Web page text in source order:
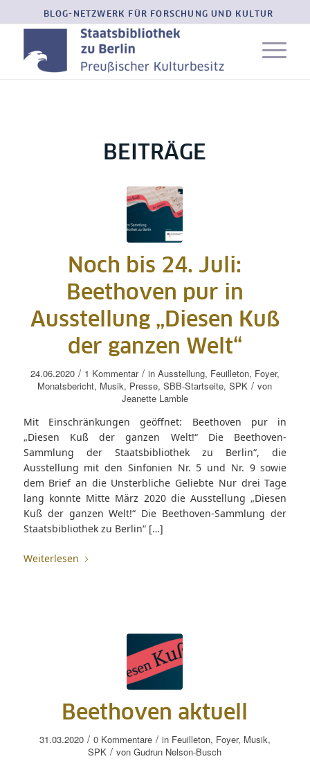
BLOG-NETZWERK FÜR FORSCHUNG UND KULTUR
BEITRÄGE
Noch bis 24. Juli:
Beethoven pur in
Ausstellung „Diesen Kuß
der ganzen Welt“
24.06.2020 / 1 Kommentar / in Ausstellung, Feuilleton, Foyer,
Monatsbericht, Musik, Presse,SBB-Startseite,SPK / von
Jeanette Lamble
Mit Einschränkungen geöffnet: Beethoven pur in
„Diesen Kuß der ganzen Welt!“ Die Beethoven-
Sammlung der Staatsbibliothek zu Berlin“, die
Ausstellung mit den Sinfonien Nr. 5 und Nr. 9 sowie
dem Brief an die Unsterbliche Geliebte Nur drei Tage
lang konnte Mitte März 2020 die Ausstellung „Diesen
Kuß der ganzen Welt!“ Die Beethoven-Sammlung der
Staatsbibliothek zu Berlin“ […]
Weiterlesen
Beethoven aktuell
31.03.2020 / 0 Kommentare / in Feuilleton, Foyer, Musik,
SPK / vonGudrun Nelson-Busch